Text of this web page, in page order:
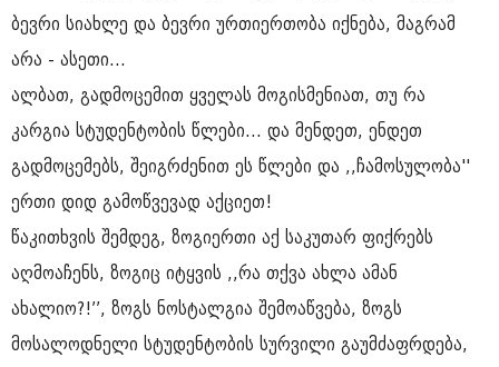
ბევრი სიახლე და ბევრი ურთიერთობა იქნება, მაგრამ
არა - ასეთი...
ალბათ, გადმოცემით ყველას მოგისმენიათ, თუ რა
კარგია სტუდენტობის წლები... და მენდეთ, ენდეთ
გადმოცემებს, შეიგრძენით ეს წლები და ,,ჩამოსულობა''
ერთი დიდ გამოწვევად აქციეთ!
წაკითხვის შემდეგ, ზოგიერთი აქ საკუთარ ფიქრებს
აღმოაჩენს, ზოგიც იტყვის ,,რა თქვა ახლა ამან
ახალიო?!’’, ზოგს ნოსტალგია შემოაწვება, ზოგს
მოსალოდნელი სტუდენტობის სურვილი გაუმძაფრდება,